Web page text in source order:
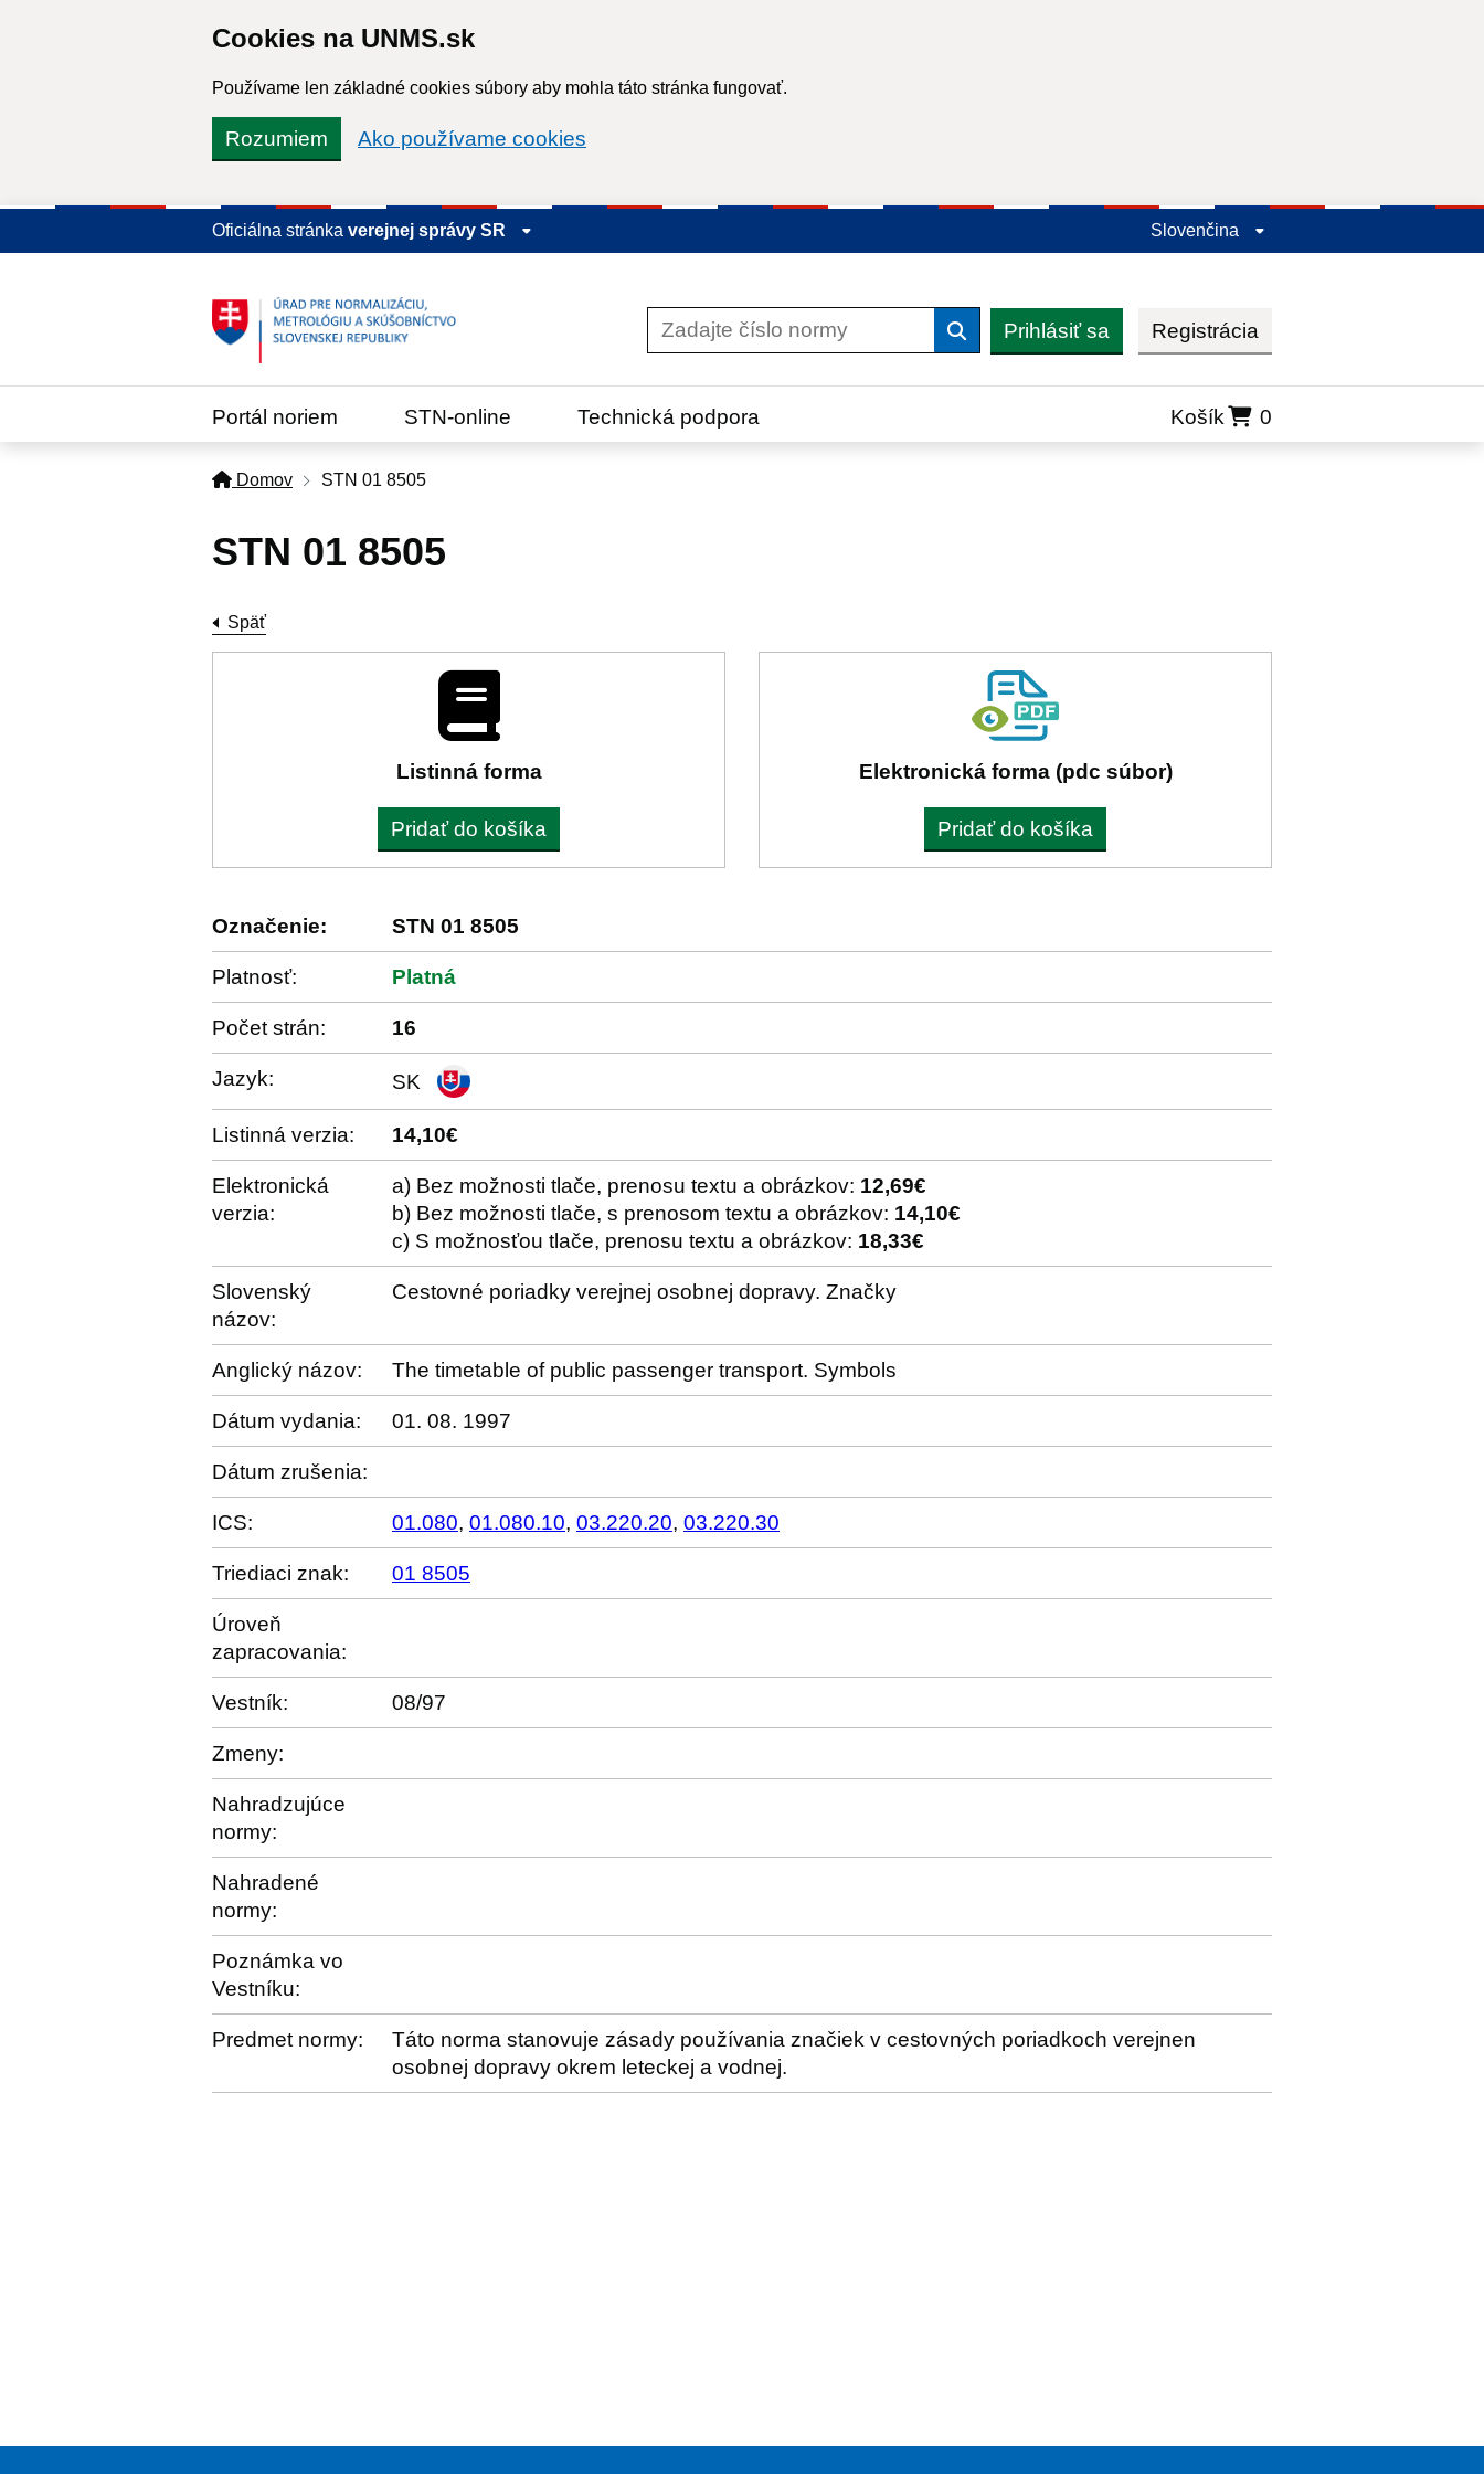
Cookies na UNMS.sk
Používame len základné cookies súbory aby mohla táto stránka fungovať.
Rozumiem Ako používame cookies
Oficiálna stránka verejnej správy SR Slovenčina
VyhľadaťPrihlásiť sa Registrácia
Portál noriem STN-online Technická podpora Košík 0
Domov STN 01 8505
STN 01 8505
Späť
Listinná forma
Pridať do košíka
Elektronická forma (pdc súbor)
Pridať do košíka
Označenie: STN 01 8505
Platnosť: Platná
Počet strán: 16
Jazyk: SK
Listinná verzia: 14,10€
Elektronická
verzia:
a) Bez možnosti tlače, prenosu textu a obrázkov: 12,69€
b) Bez možnosti tlače, s prenosom textu a obrázkov: 14,10€
c) S možnosťou tlače, prenosu textu a obrázkov: 18,33€
Slovenský
názov:
Cestovné poriadky verejnej osobnej dopravy. Značky
Anglický názov: The timetable of public passenger transport. Symbols
Dátum vydania: 01. 08. 1997
Dátum zrušenia:
ICS: 01.080, 01.080.10, 03.220.20, 03.220.30
Triediaci znak: 01 8505
Úroveň
zapracovania:
Vestník: 08/97
Zmeny:
Nahradzujúce
normy:
Nahradené
normy:
Poznámka vo
Vestníku:
Predmet normy:
Táto norma stanovuje zásady používania značiek v cestovných poriadkoch verejnen
osobnej dopravy okrem leteckej a vodnej.